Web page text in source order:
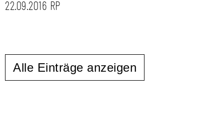
22.09.2016 RP
Alle Einträge anzeigen